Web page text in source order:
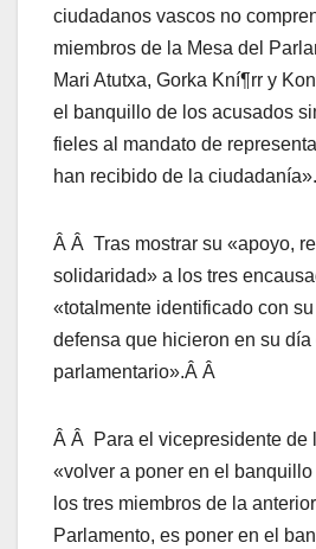
ciudadanos vascos no
miembros de la Mesa del
Mari Atutxa, Gorka Kní¶rr y
el banquillo de los acusados
fieles al mandato de
han recibido de la ciudadaní­a».
Â Â Tras mostrar su «apoyo,
solidaridad» a los tres
«totalmente identificado con
defensa que hicieron en su dí­a
parlamentario».Â Â
Â Â Para el vicepresidente de
«volver a poner en el
los tres miembros de la
Parlamento, es poner en el